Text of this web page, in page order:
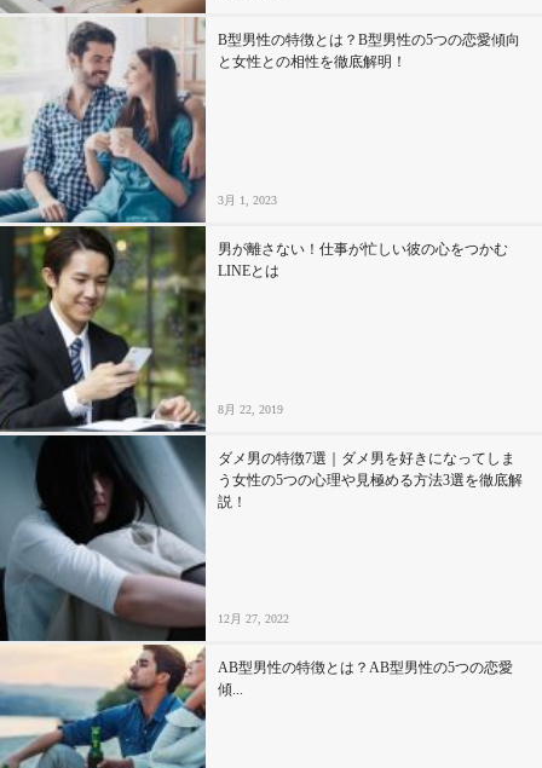
B型男性の特徴とは？B型男性の5つの恋愛傾向
と女性との相性を徹底解明！
3月 1, 2023
男が離さない！仕事が忙しい彼の心をつかむ
LINEとは
8月 22, 2019
ダメ男の特徴7選｜ダメ男を好きになってしま
う女性の5つの心理や見極める方法3選を徹底解
説！
12月 27, 2022
AB型男性の特徴とは？AB型男性の5つの恋愛
傾...